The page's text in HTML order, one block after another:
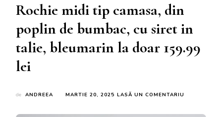
Rochie midi tip camasa, din
poplin de bumbac, cu siret in
talie, bleumarin la doar 159.99
lei
de ANDREEA MARTIE 20, 2025 LASĂ UN COMENTARIU